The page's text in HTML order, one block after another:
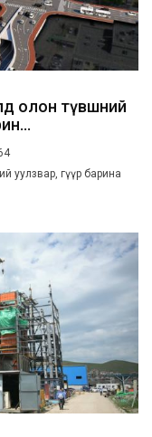
олон түвшний
уулзвар, гүүр барина